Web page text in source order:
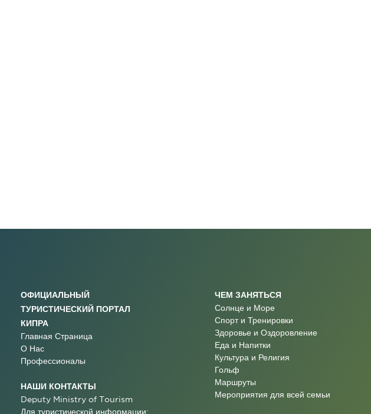
ОФИЦИАЛЬНЫЙ
ТУРИСТИЧЕСКИЙ ПОРТАЛ
КИПРА
Главная Страница
О Нас
Профессионалы
НАШИ КОНТАКТЫ
Deputy Ministry of Tourism
Для туристической информации:
ЧЕМ ЗАНЯТЬСЯ
Солнце и Море
Спорт и Тренировки
Здоровье и Оздоровление
Еда и Напитки
Культура и Религия
Гольф
Маршруты
Мероприятия для всей семьи